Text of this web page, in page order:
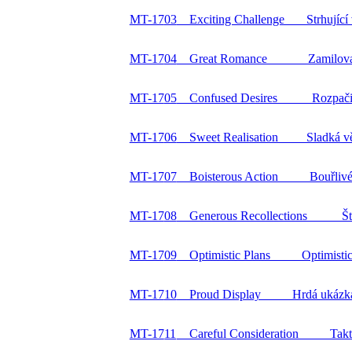
MT-1703Exciting Challenge Strhující
MT-1704Great Romance
MT-1705Confused Desires
MT-1706Sweet Realisation Sladká
MT-1707Boisterous Action Bouřlivé
MT-1708Generous Recollections
MT-1709Optimistic Plans
MT-1710Proud Display Hrdá
MT-1711 Careful Consideration